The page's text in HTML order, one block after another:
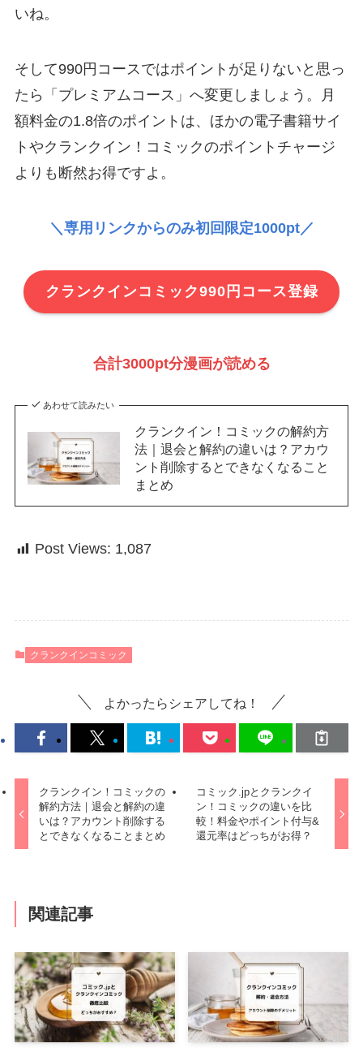
いね。
そして990円コースではポイントが足りないと思っ
たら「プレミアムコース」へ変更しましょう。月
額料金の1.8倍のポイントは、ほかの電子書籍サイ
トやクランクイン！コミックのポイントチャージ
よりも断然お得ですよ。
＼専用リンクからのみ初回限定1000pt／
クランクインコミック990円コース登録
合計3000pt分漫画が読める
あわせて読みたい
クランクイン！コミックの解約方
法｜退会と解約の違いは？アカウ
ント削除するとできなくなること
まとめ
Post Views: 1,087
クランクインコミック
よかったらシェアしてね！
クランクイン！コミックの
解約方法｜退会と解約の違
いは？アカウント削除する
とできなくなることまとめ
コミック.jpとクランクイ
ン！コミックの違いを比
較！料金やポイント付与&
還元率はどっちがお得？
関連記事